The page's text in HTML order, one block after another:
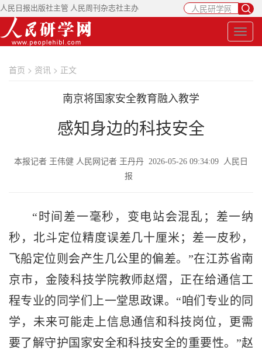
人民日报出版社主管 人民周刊杂志社主办
首页 > 资讯 > 正文
南京将国家安全教育融入教学
感知身边的科技安全
本报记者 王伟健 人民网记者 王丹丹 2026-05-26 09:34:09 人民日
报
“时间差一毫秒，变电站会混乱；差一纳
秒，北斗定位精度误差几十厘米；差一皮秒，
飞船定位则会产生几公里的偏差。”在江苏省南
京市，金陵科技学院教师赵熠，正在给通信工
程专业的同学们上一堂思政课。“咱们专业的同
学，未来可能走上信息通信和科技岗位，更需
要了解守护国家安全和科技安全的重要性。”赵